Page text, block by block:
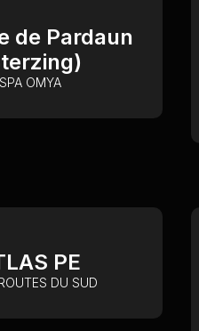
de Pardaun
SPA OMYA
PE
DU SUD